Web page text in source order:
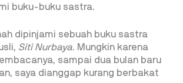
buku-buku sastra.
dipinjami sebuah buku sastra
Siti Nurbaya. Mungkin karena
sampai dua bulan baru
saya dianggap kurang berbakat